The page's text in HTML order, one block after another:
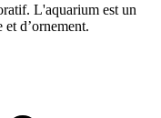
L'aquarium est un
et d’ornement.